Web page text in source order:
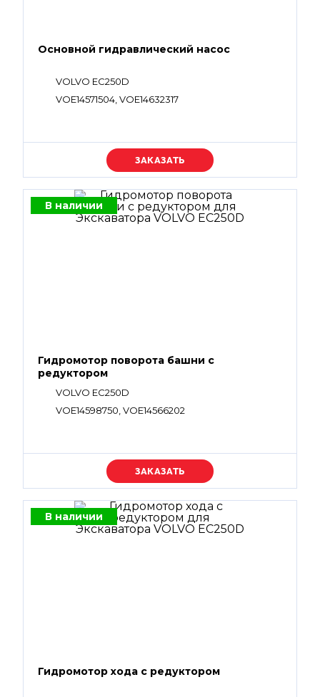
Основной гидравлический насос
VOLVO EC250D
VOE14571504, VOE14632317
Уточняйте цену
В наличии
Гидромотор поворота башни с
редуктором
VOLVO EC250D
VOE14598750, VOE14566202
Уточняйте цену
В наличии
Гидромотор хода с редуктором